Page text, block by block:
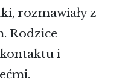
rozmawiały z
Rodzice
i